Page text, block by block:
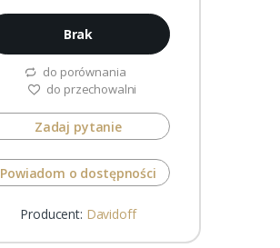
Brak
do porównania
do przechowalni
Zadaj pytanie
Powiadom o dostępności
Producent: Davidoff